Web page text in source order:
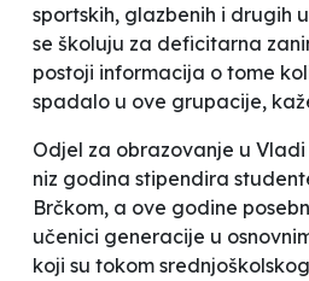
sportskih, glazbenih i drugih
se školuju za deficitarna
postoji informacija o tome
spadalo u ove grupacije,
Odjel za obrazovanje u
niz godina stipendira
Brčkom, a ove godine
učenici generacije u
koji su tokom